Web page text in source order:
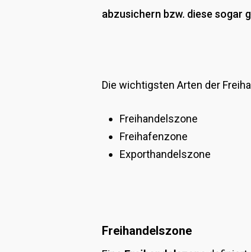
abzusichern bzw. diese sogar
Die wichtigsten Arten der
Freihandelszone
Freihafenzone
Exporthandelszone
Freihandelszone